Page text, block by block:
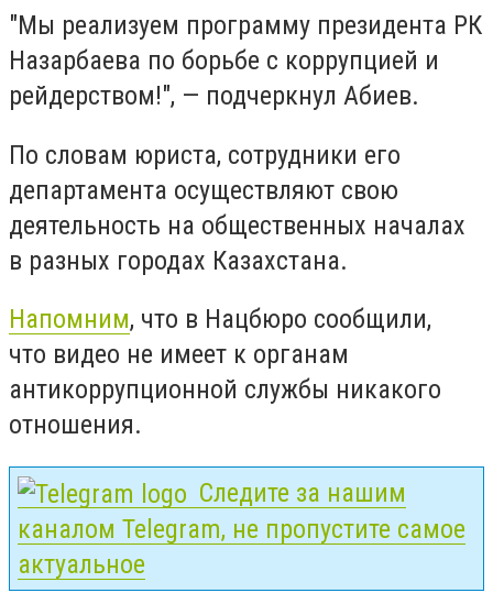
"Мы реализуем программу президента РК
Назарбаева по борьбе с коррупцией и
рейдерством!", — подчеркнул Абиев.
По словам юриста, сотрудники его
департамента осуществляют свою
деятельность на общественных началах
в разных городах Казахстана.
Напомним, что в Нацбюро сообщили,
что видео не имеет к органам
антикоррупционной службы никакого
отношения.
Следите за нашим
каналом Telegram, не пропустите самое
актуальное